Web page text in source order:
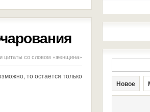
цитаты со словом «женщина»
то остается только
Новое